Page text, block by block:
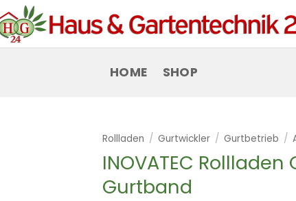
HOME SHOP
Rollladen / Gurtwickler / Gurtbetrieb /
INOVATEC Rollladen
Gurtband